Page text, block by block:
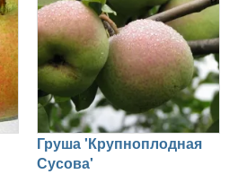
Груша 'Крупноплодная
Сусова'